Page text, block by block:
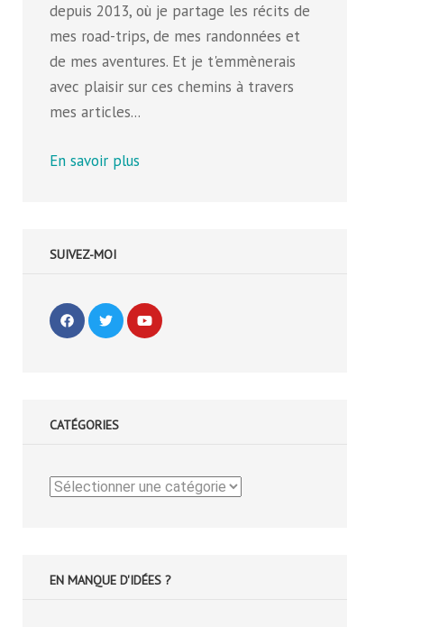
depuis 2013, où je partage les récits de
mes road-trips, de mes randonnées et
de mes aventures. Et je t'emmènerais
avec plaisir sur ces chemins à travers
mes articles...
En savoir plus
SUIVEZ-MOI
CATÉGORIES
Catégories
EN MANQUE D'IDÉES ?